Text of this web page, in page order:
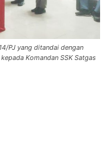
PJ yang ditandai dengan
Komandan SSK Satgas